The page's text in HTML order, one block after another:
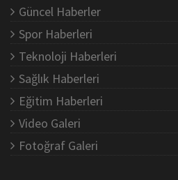
Güncel Haberler
Spor Haberleri
Teknoloji Haberleri
Sağlık Haberleri
Eğitim Haberleri
Video Galeri
Fotoğraf Galeri